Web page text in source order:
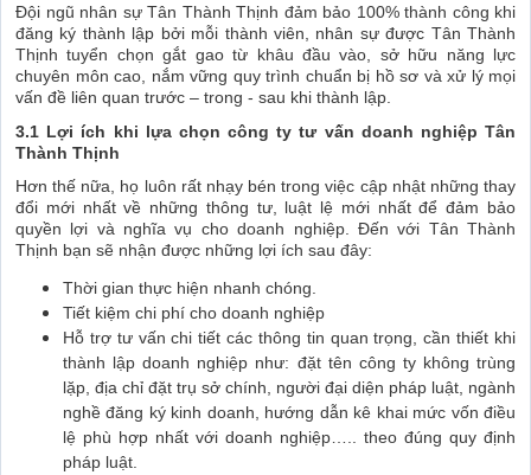
Đội ngũ nhân sự Tân Thành Thịnh đảm bảo 100% thành công khi
đăng ký thành lập bởi mỗi thành viên, nhân sự được Tân Thành
Thịnh tuyển chọn gắt gao từ khâu đầu vào, sở hữu năng lực
chuyên môn cao, nắm vững quy trình chuẩn bị hồ sơ và xử lý mọi
vấn đề liên quan trước – trong - sau khi thành lập.
3.1 Lợi ích khi lựa chọn công ty tư vấn doanh nghiệp Tân
Thành Thịnh
Hơn thế nữa, họ luôn rất nhạy bén trong việc cập nhật những thay
đổi mới nhất về những thông tư, luật lệ mới nhất để đảm bảo
quyền lợi và nghĩa vụ cho doanh nghiệp. Đến với Tân Thành
Thịnh bạn sẽ nhận được những lợi ích sau đây:
Thời gian thực hiện nhanh chóng.
Tiết kiệm chi phí cho doanh nghiệp
Hỗ trợ tư vấn chi tiết các thông tin quan trọng, cần thiết khi
thành lập doanh nghiệp như: đặt tên công ty không trùng
lặp, địa chỉ đặt trụ sở chính, người đại diện pháp luật, ngành
nghề đăng ký kinh doanh, hướng dẫn kê khai mức vốn điều
lệ phù hợp nhất với doanh nghiệp….. theo đúng quy định
pháp luật.